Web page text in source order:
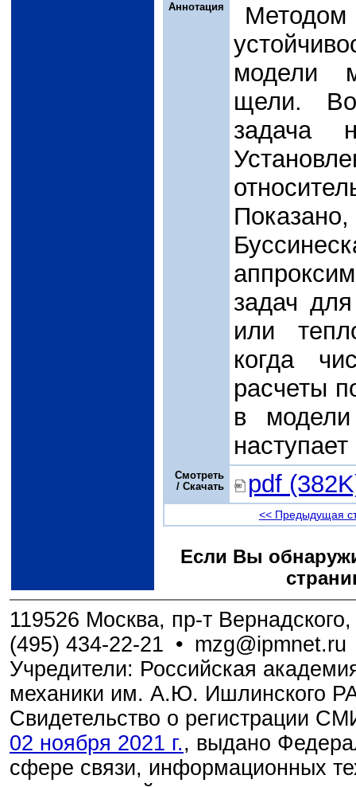
Аннотация
модели
щели.
задача
задач
или
когда
расчеты
в модели
Смотреть
/ Скачать
pdf
<< Предыдущая
Если Вы
119526 Москва, пр-т
(495) 434-22-21 • mzg@ipmnet.ru
Учредители: Российская
механики им. А.Ю. Ишлинского
Свидетельство о регистрации
02 ноября 2021 г., выдано
сфере связи, информационных